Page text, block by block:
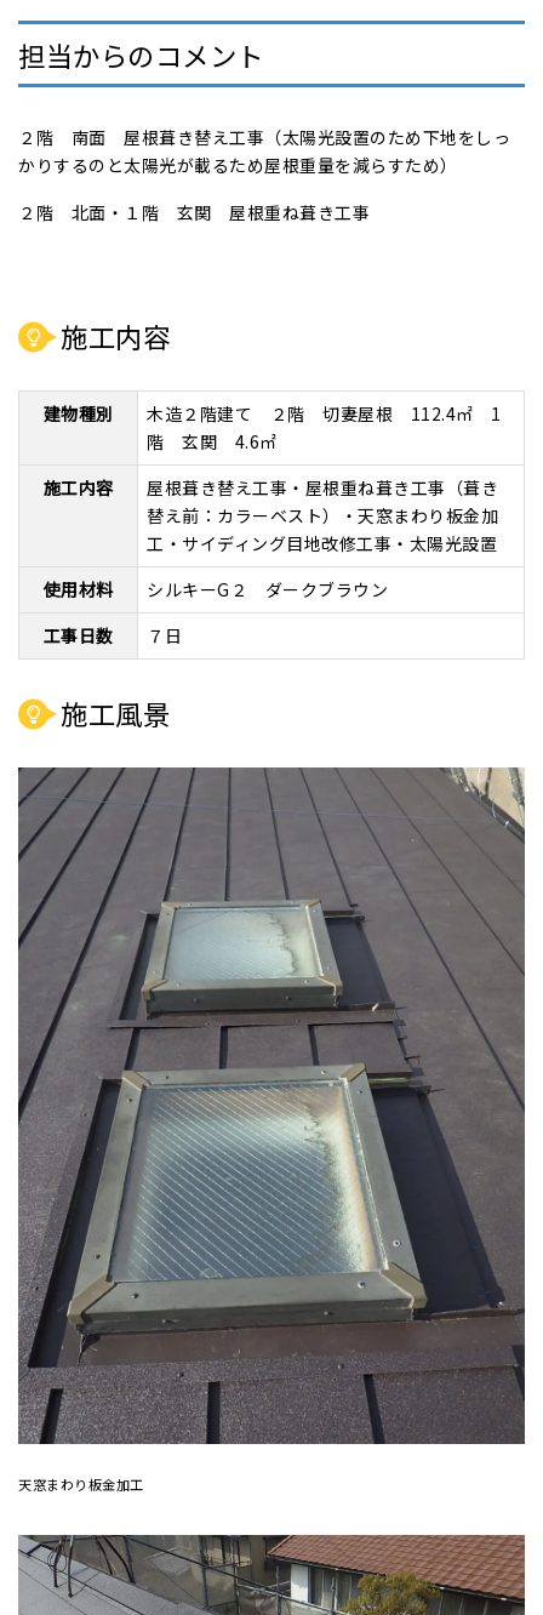
担当からのコメント
２階 南面 屋根葺き替え工事（太陽光設置のため下地をしっ
かりするのと太陽光が載るため屋根重量を減らすため）
２階 北面・１階 玄関 屋根重ね葺き工事
施工内容
建物種別
木造２階建て ２階 切妻屋根 112.4㎡ 1
階 玄関 4.6㎡
施工内容
屋根葺き替え工事・屋根重ね葺き工事（葺き
替え前：カラーベスト）・天窓まわり板金加
工・サイディング目地改修工事・太陽光設置
使用材料
シルキーG２ ダークブラウン
工事日数
７日
施工風景
天窓まわり板金加工